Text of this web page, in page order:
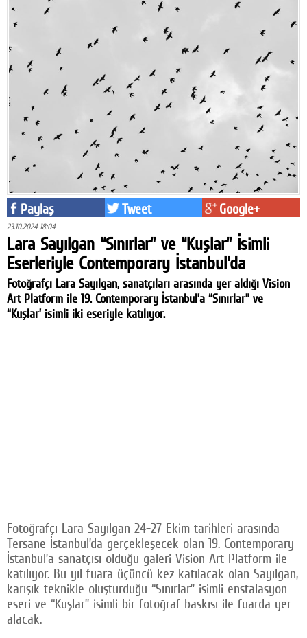
Paylaş Tweet Google+
23.10.2024 18:04
Lara Sayılgan “Sınırlar” ve “Kuşlar” İsimli
Eserleriyle Contemporary İstanbul'da
Fotoğrafçı Lara Sayılgan, sanatçıları arasında yer aldığı Vision
Art Platform ile 19. Contemporary İstanbul’a “Sınırlar” ve
“Kuşlar’ isimli iki eseriyle katılıyor.
Fotoğrafçı Lara Sayılgan 24-27 Ekim tarihleri arasında
Tersane İstanbul’da gerçekleşecek olan 19. Contemporary
İstanbul’a sanatçısı olduğu galeri Vision Art Platform ile
katılıyor. Bu yıl fuara üçüncü kez katılacak olan Sayılgan,
karışık teknikle oluşturduğu “Sınırlar” isimli enstalasyon
eseri ve “Kuşlar” isimli bir fotoğraf baskısı ile fuarda yer
alacak.